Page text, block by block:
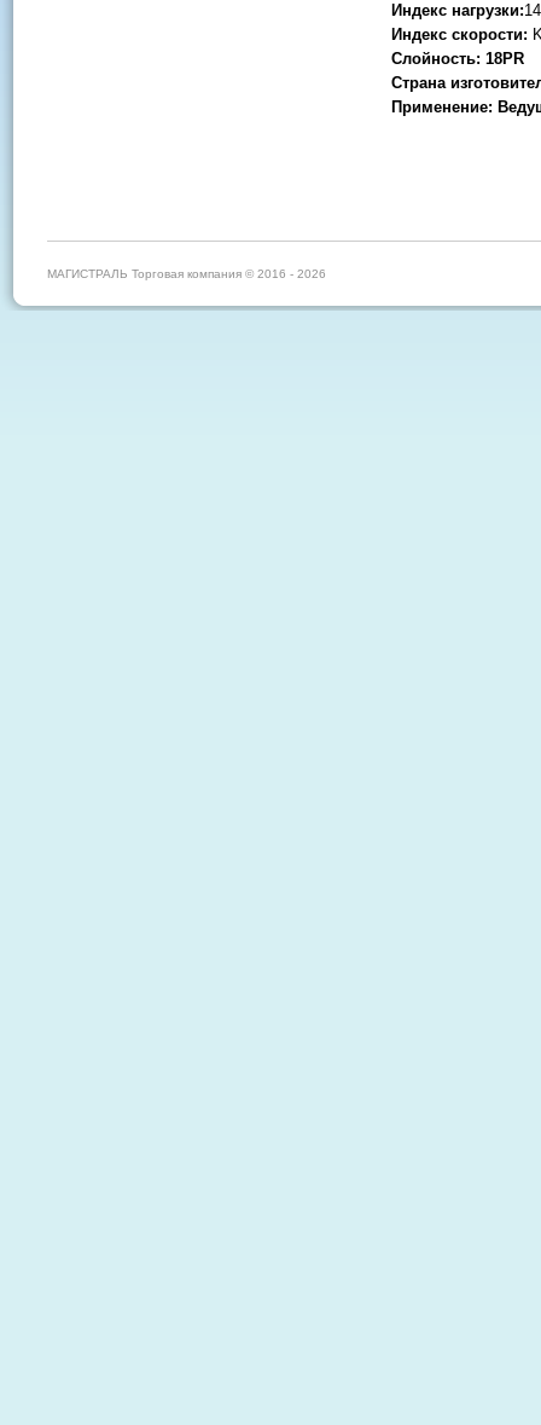
Индекс нагрузки:
Индекс скорости:
Слойность: 18PR
Страна
Применение:
МАГИСТРАЛЬ Торговая компания © 2016 - 2026